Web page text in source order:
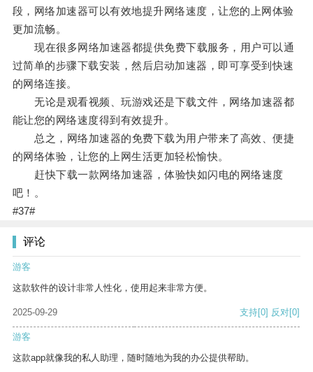
段，网络加速器可以有效地提升网络速度，让您的上网体验
更加流畅。
现在很多网络加速器都提供免费下载服务，用户可以通
过简单的步骤下载安装，然后启动加速器，即可享受到快速
的网络连接。
无论是观看视频、玩游戏还是下载文件，网络加速器都
能让您的网络速度得到有效提升。
总之，网络加速器的免费下载为用户带来了高效、便捷
的网络体验，让您的上网生活更加轻松愉快。
赶快下载一款网络加速器，体验快如闪电的网络速度
吧！。
#37#
评论
游客
这款软件的设计非常人性化，使用起来非常方便。
2025-09-29 支持[0] 反对[0]
游客
这款app就像我的私人助理，随时随地为我的办公提供帮助。